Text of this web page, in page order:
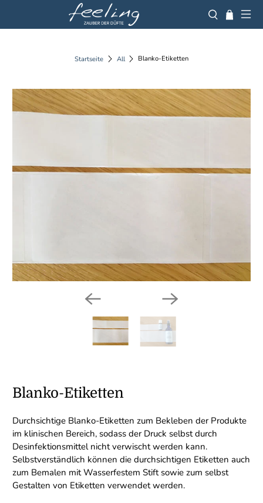
Startseite All Blanko-Etiketten
Blanko-Etiketten
Durchsichtige Blanko-Etiketten zum Bekleben der Produkte
im klinischen Bereich, sodass der Druck selbst durch
Desinfektionsmittel nicht verwischt werden kann.
Selbstverständlich können die durchsichtigen Etiketten auch
zum Bemalen mit Wasserfestem Stift sowie zum selbst
Gestalten von Etiketten verwendet werden.